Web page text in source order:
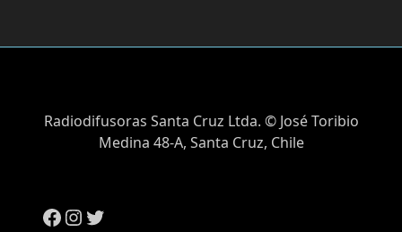
Radiodifusoras Santa Cruz Ltda. © José Toribio
Medina 48-A, Santa Cruz, Chile
Facebook
Instagram
Twitter